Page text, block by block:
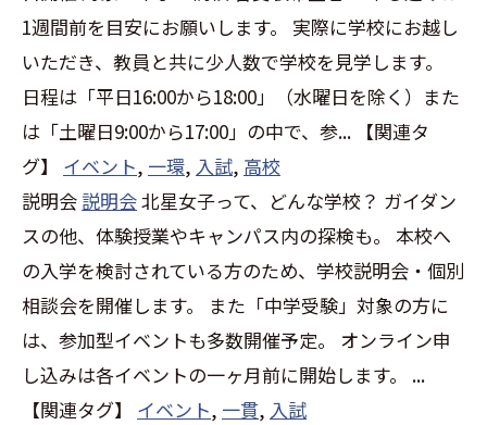
1週間前を目安にお願いします。 実際に学校にお越し
いただき、教員と共に少人数で学校を見学します。
日程は「平日16:00から18:00」（水曜日を除く）また
は「土曜日9:00から17:00」の中で、参... 【関連タ
グ】 イベント, 一環, 入試, 高校
説明会説明会北星女子って、どんな学校？ ガイダン
スの他、体験授業やキャンパス内の探検も。 本校へ
の入学を検討されている方のため、学校説明会・個別
相談会を開催します。 また「中学受験」対象の方に
は、参加型イベントも多数開催予定。 オンライン申
し込みは各イベントの一ヶ月前に開始します。 ...
【関連タグ】 イベント, 一貫, 入試